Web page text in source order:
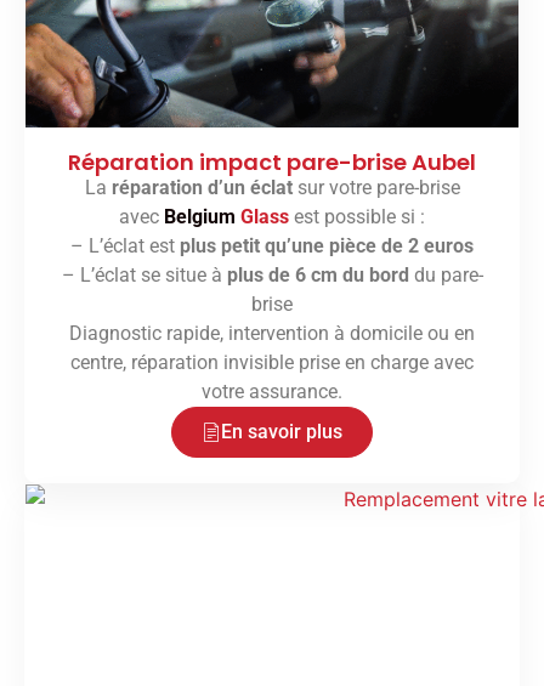
Réparation impact pare-brise Aubel
La réparation d’un éclatsur votre pare-brise
avec Belgium Glass est possible si :
– L’éclat est plus petit qu’une pièce de 2 euros
– L’éclat se situe à plus de 6 cm du bord du pare-
brise
Diagnostic rapide, intervention à domicile ou en
centre, réparation invisible prise en charge avec
votre assurance.
En savoir plus